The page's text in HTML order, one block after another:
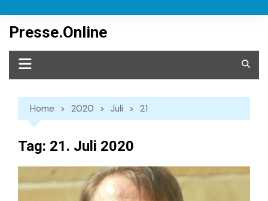
content
Presse.Online
Home 2020 Juli 21
Tag: 21. Juli 2020